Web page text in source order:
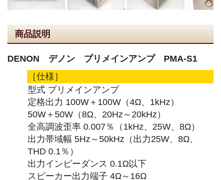
商品説明
DENON デノン プリメインアンプ PMA-S1
［仕様］
型式 プリメインアンプ
定格出力 100W＋100W（4Ω、1kHz）
50W＋50W（8Ω、20Hz～20kHz）
全高調波歪率 0.007％（1kHz、25W、8Ω）
出力帯域幅 5Hz～50kHz（出力25W、8Ω、
THD 0.1％）
出力インピーダンス 0.1Ω以下
スピーカー出力端子 4Ω～16Ω